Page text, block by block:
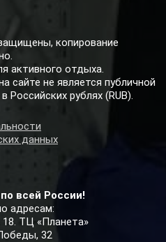
всей России!
адресам:
18. ТЦ «Планета»
32
копирование
активного отдыха.
сайте не является публичной
Российских рублях (RUB).
данных